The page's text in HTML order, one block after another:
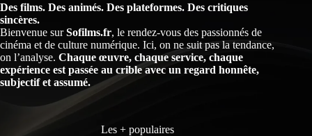
Des films. Des animés. Des plateformes. Des critiques
sincères.
Bienvenue surSofilms.fr, le rendez-vous des passionnés de
cinéma et de culture numérique. Ici, on ne suit pas la tendance,
on l’analyse. Chaque œuvre, chaque service, chaque
expérience est passée au crible avec un regard honnête,
subjectif et assumé.
Les + populaires